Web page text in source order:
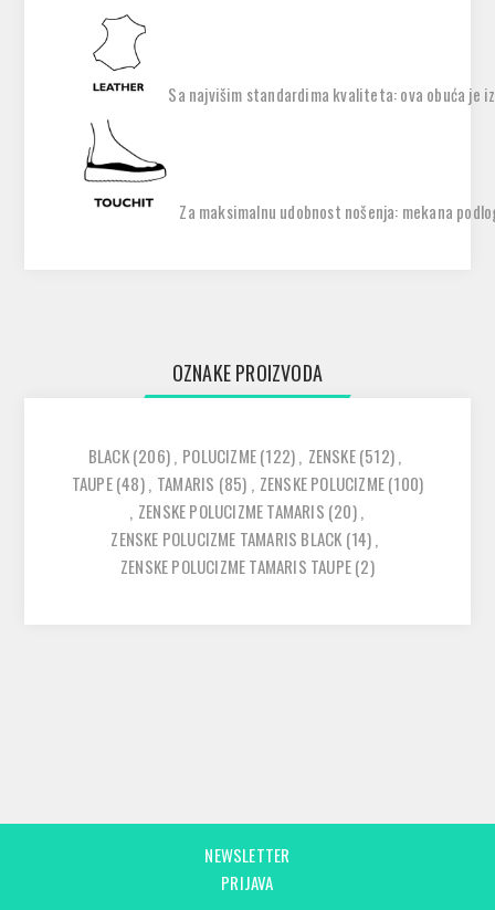
Sa najvišim standardima kvaliteta: ova obuća je
Za maksimalnu udobnost nošenja: mekana
OZNAKE PROIZVODA
BLACK(206), POLUCIZME(122), ZENSKE(512),
TAUPE(48), TAMARIS (85) , ZENSKE POLUCIZME(100)
, ZENSKE POLUCIZME TAMARIS (20),
ZENSKE POLUCIZME TAMARIS BLACK (14),
ZENSKE POLUCIZME TAMARIS TAUPE(2)
NEWSLETTER
PRIJAVA